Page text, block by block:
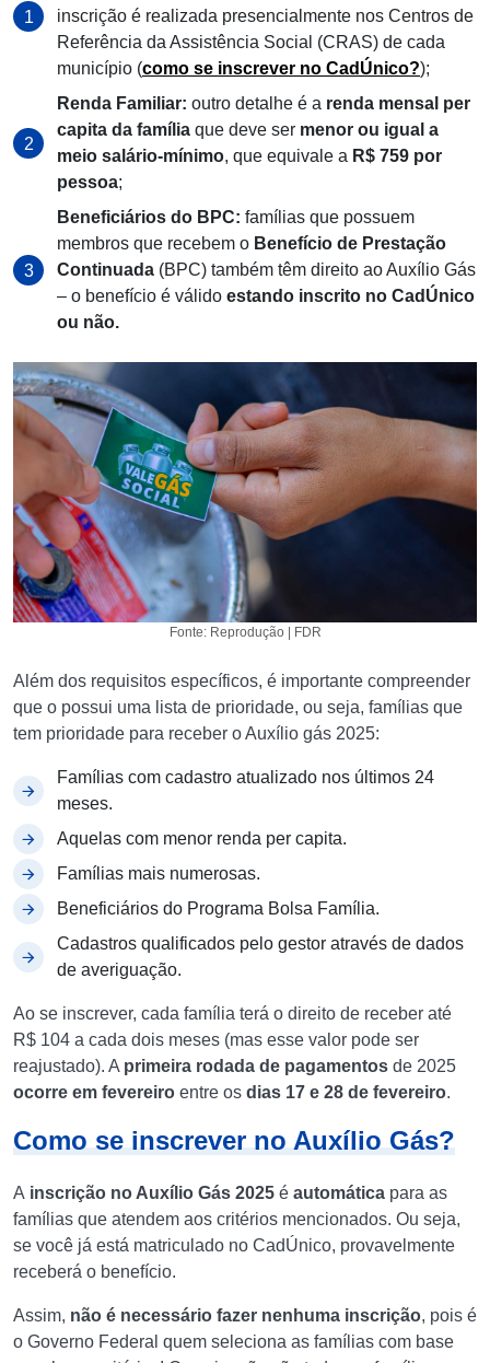
inscrição é realizada presencialmente nos Centros de
Referência da Assistência Social (CRAS) de cada
município (como se inscrever no CadÚnico?);
Renda Familiar: outro detalhe é a renda mensal per
capita da família que deve ser menor ou igual a
meio salário-mínimo, que equivale a R$ 759 por
pessoa;
Beneficiários do BPC: famílias que possuem
membros que recebem o Benefício de Prestação
Continuada (BPC) também têm direito ao Auxílio Gás
– o benefício é válido estando inscrito no CadÚnico
ou não.
Fonte: Reprodução | FDR
Além dos requisitos específicos, é importante compreender
que o possui uma lista de prioridade, ou seja, famílias que
tem prioridade para receber o Auxílio gás 2025:
Famílias com cadastro atualizado nos últimos 24
meses.
Aquelas com menor renda per capita.
Famílias mais numerosas.
Beneficiários do Programa Bolsa Família.
Cadastros qualificados pelo gestor através de dados
de averiguação.
Ao se inscrever, cada família terá o direito de receber até
R$ 104 a cada dois meses (mas esse valor pode ser
reajustado). A primeira rodada de pagamentos de 2025
ocorre em fevereiro entre os dias 17 e 28 de fevereiro.
Como se inscrever no Auxílio Gás?
A inscrição no Auxílio Gás 2025 é automática para as
famílias que atendem aos critérios mencionados. Ou seja,
se você já está matriculado no CadÚnico, provavelmente
receberá o benefício.
Assim, não é necessário fazer nenhuma inscrição, pois é
o Governo Federal quem seleciona as famílias com base